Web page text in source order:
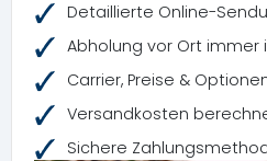
Detaillierte Online-
Abholung vor Ort immer
Carrier, Preise &
Versandkosten
Sichere